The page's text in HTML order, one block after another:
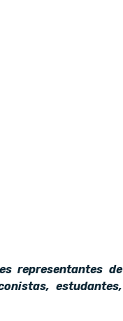
representantes de
estudantes,